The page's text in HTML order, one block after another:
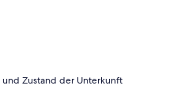
Zustand der Unterkunft